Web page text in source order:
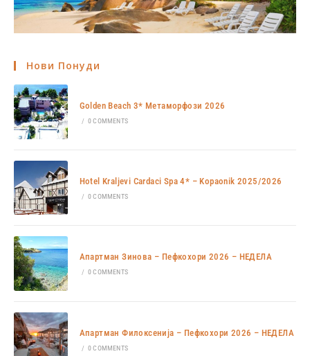
Нови Понуди
Golden Beach 3* Метаморфози 2026
/ 0 COMMENTS
Hotel Kraljevi Cardaci Spa 4* – Kopaonik 2025/2026
/ 0 COMMENTS
Апартман Зинова – Пефкохори 2026 – НЕДЕЛА
/ 0 COMMENTS
Апартман Филоксенија – Пефкохори 2026 – НЕДЕЛА
/ 0 COMMENTS